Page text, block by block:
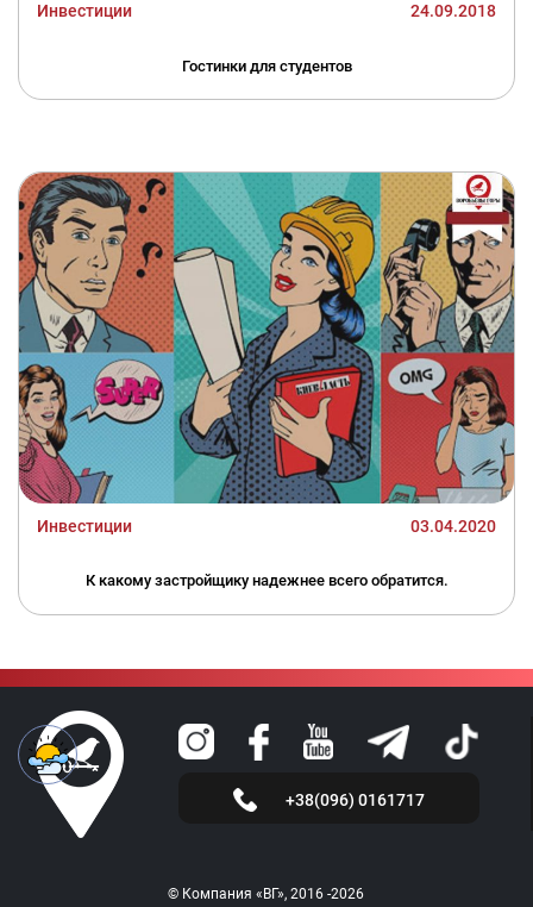
Инвестиции 24.09.2018
Гостинки для студентов
Инвестиции 03.04.2020
К какому застройщику надежнее всего обратится.
+38(096) 0161717
© Компания «ВГ», 2016 -2026